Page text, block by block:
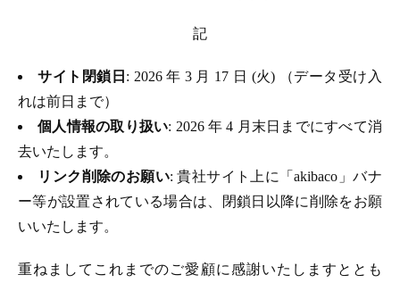
記
サイト閉鎖日 : 2026 年 3 月 17 日 (火) （データ受け入
れは前日まで）
個人情報の取り扱い: 2026 年 4 月末日までにすべて消
去いたします。
リンク削除のお願い: 貴社サイト上に「akibaco」バナ
ー等が設置されている場合は、閉鎖日以降に削除をお願
いいたします。
重ねましてこれまでのご愛顧に感謝いたしますととも